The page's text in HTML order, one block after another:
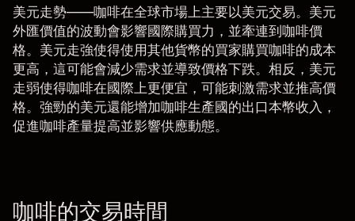
美元走勢——咖啡在全球市場上主要以美元交易。美元
外匯價值的波動會影響國際購買力，並牽連到咖啡價
格。美元走強使得使用其他貨幣的買家購買咖啡的成本
更高，這可能會減少需求並導致價格下跌。相反，美元
走弱使得咖啡在國際上更便宜，可能刺激需求並推高價
格。強勁的美元還能增加咖啡生產國的出口本幣收入，
促進咖啡產量提高並影響供應動態。
咖啡的交易時間